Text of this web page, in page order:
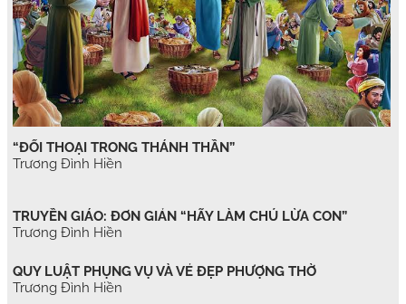
“ĐỐI THOẠI TRONG THÁNH THẦN”
Trương Đình Hiền
TRUYỀN GIÁO: ĐƠN GIẢN “HÃY LÀM CHÚ LỪA CON”
Trương Đình Hiền
QUY LUẬT PHỤNG VỤ VÀ VẺ ĐẸP PHƯỢNG THỜ
Trương Đình Hiền